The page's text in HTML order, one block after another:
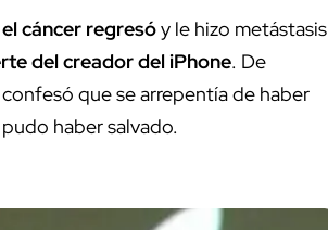
el cáncer regresóy le hizo metástasis
del creador del iPhone. De
que se arrepentía de haber
haber salvado.